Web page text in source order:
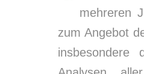
mehreren
zum Angebot
insbesondere